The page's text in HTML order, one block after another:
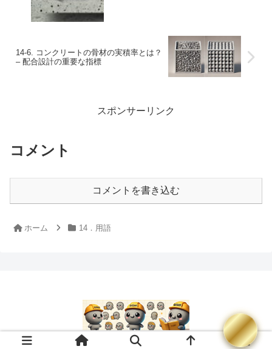
14-6. コンクリートの骨材の実積率とは？
– 配合設計の重要な指標
スポンサーリンク
コメント
コメントを書き込む
ホーム 14．用語
© 2024 コンクリート技士試験対策｜過去問・類題解説【無料】.